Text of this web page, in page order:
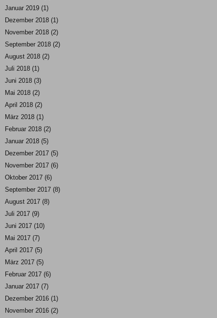
Januar 2019 (1)
Dezember 2018 (1)
November 2018 (2)
September 2018 (2)
August 2018 (2)
Juli 2018 (1)
Juni 2018 (3)
Mai 2018 (2)
April 2018 (2)
März 2018 (1)
Februar 2018 (2)
Januar 2018 (5)
Dezember 2017 (5)
November 2017 (6)
Oktober 2017 (6)
September 2017 (8)
August 2017 (8)
Juli 2017 (9)
Juni 2017 (10)
Mai 2017 (7)
April 2017 (5)
März 2017 (5)
Februar 2017 (6)
Januar 2017 (7)
Dezember 2016 (1)
November 2016 (2)